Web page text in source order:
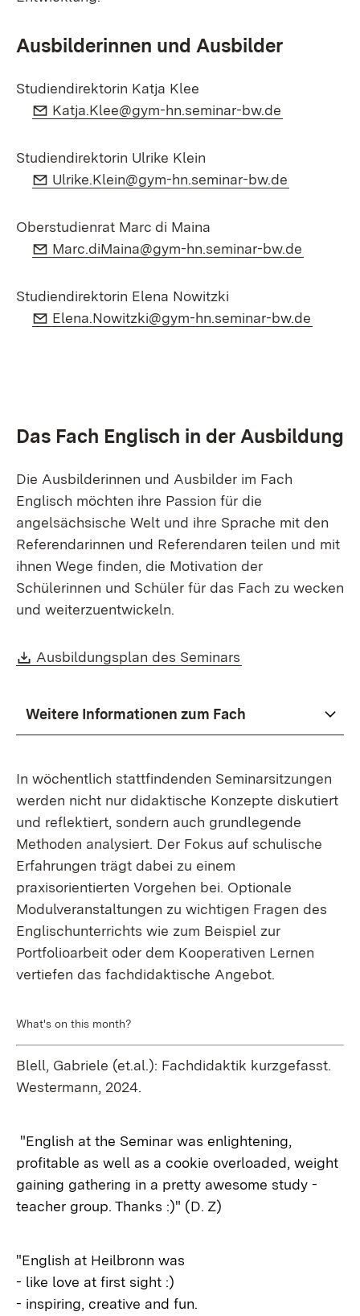
Ausbilderinnen und Ausbilder
Studiendirektorin Katja Klee
E-Mail:
Katja.Klee@gym-hn.seminar-bw.de
Studiendirektorin Ulrike Klein
E-Mail:
Ulrike.Klein@gym-hn.seminar-bw.de
Oberstudienrat Marc di Maina
E-Mail:
Marc.diMaina@gym-hn.seminar-bw.de
Studiendirektorin Elena Nowitzki
E-Mail:
Elena.Nowitzki@gym-hn.seminar-bw.de
Das Fach Englisch in der Ausbildung
Die Ausbilderinnen und Ausbilder im Fach
Englisch möchten ihre Passion für die
angelsächsische Welt und ihre Sprache mit den
Referendarinnen und Referendaren teilen und mit
ihnen Wege finden, die Motivation der
Schülerinnen und Schüler für das Fach zu wecken
und weiterzuentwickeln.
Download:
Ausbildungsplan des Seminars
Weitere Informationen zum Fach
In wöchentlich stattfindenden Seminarsitzungen
werden nicht nur didaktische Konzepte diskutiert
und reflektiert, sondern auch grundlegende
Methoden analysiert. Der Fokus auf schulische
Erfahrungen trägt dabei zu einem
praxisorientierten Vorgehen bei. Optionale
Modulveranstaltungen zu wichtigen Fragen des
Englischunterrichts wie zum Beispiel zur
Portfolioarbeit oder dem Kooperativen Lernen
vertiefen das fachdidaktische Angebot.
What's on this month?
Blell, Gabriele (et.al.): Fachdidaktik kurzgefasst.
Westermann, 2024.
"English at the Seminar was enlightening,
profitable as well as a cookie overloaded, weight
gaining gathering in a pretty awesome study -
teacher group. Thanks :)" (D. Z)
"English at Heilbronn was
- like love at first sight :)
- inspiring, creative and fun.